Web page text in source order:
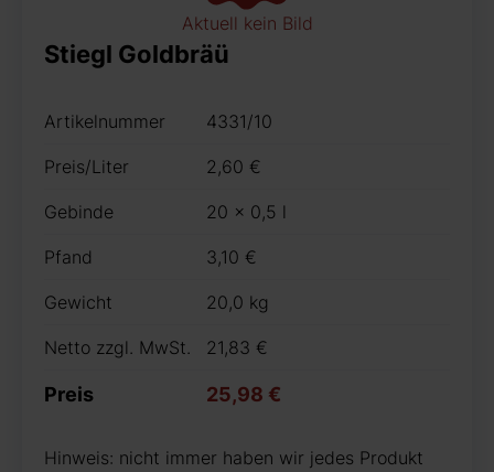
Aktuell kein Bild
Stiegl Goldbräü
Artikelnummer 4331/10
Preis/Liter 2,60 €
Gebinde 20 x 0,5 l
Pfand 3,10 €
Gewicht 20,0 kg
Netto zzgl. MwSt. 21,83 €
Preis 25,98 €
Hinweis: nicht immer haben wir jedes Produkt